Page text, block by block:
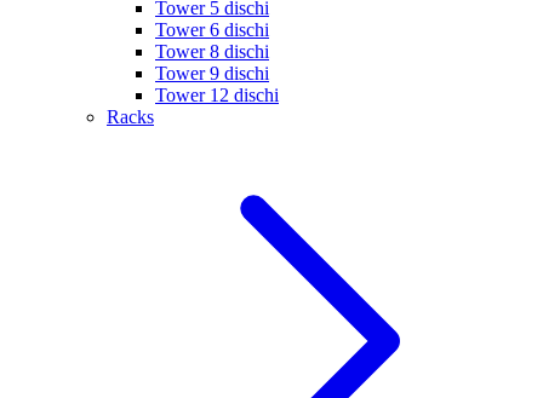
Tower 5 dischi
Tower 6 dischi
Tower 8 dischi
Tower 9 dischi
Tower 12 dischi
Racks